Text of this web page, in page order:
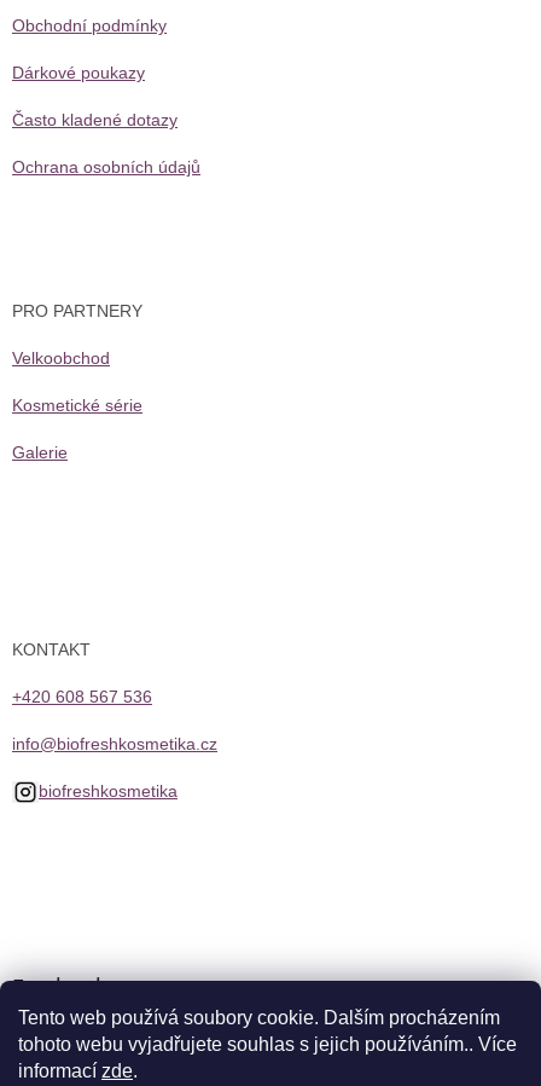
Tento web používá soubory cookie. Dalším procházením
tohoto webu vyjadřujete souhlas s jejich používáním.. Více
informací zde.
Obchodní podmínky
Dárkové poukazy
Často kladené dotazy
Ochrana osobních údajů
PRO PARTNERY
Velkoobchod
Kosmetické série
Galerie
KONTAKT
+420 608 567 536
info@biofreshkosmetika.cz
biofreshkosmetika
Facebook